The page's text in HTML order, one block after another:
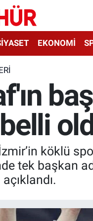
EKONOMİ
köklü
tek başkan